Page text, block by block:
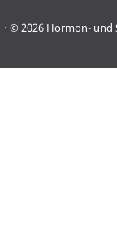
© 2026 Hormon- und